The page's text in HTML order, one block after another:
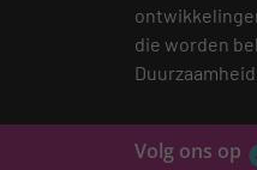
die worden
Volg ons op